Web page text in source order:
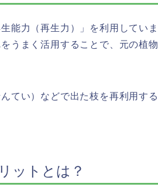
能力（再生力）」を利用してい
うまく活用することで、元の植
てい）などで出た枝を再利用す
ットとは？